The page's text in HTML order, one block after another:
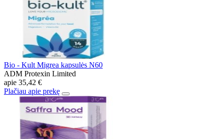
Bio - Kult Migrea kapsulės N60
ADM Protexin Limited
apie 35,42 €
Plačiau apie prekę